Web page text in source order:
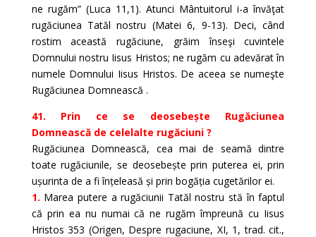
ne rugăm” (Luca 11,1). Atunci Mântuitorul i-a învăţat
rugăciunea Tatăl nostru (Matei 6, 9-13). Deci, când
rostim această rugăciune, grăim înseşi cuvintele
Domnului nostru Iisus Hristos; ne rugăm cu adevărat în
numele Domnului Iisus Hristos. De aceea se numeşte
Rugăciunea Domnească .
41. Prin ce se deosebește Rugăciunea
Domnească de celelalte rugăciuni ?
Rugăciunea Domnească, cea mai de seamă dintre
toate rugăciunile, se deosebește prin puterea ei, prin
ușurinta de a fi înțeleasă și prin bogăția cugetărilor ei.
1. Marea putere a rugăciunii Tatăl nostru stă în faptul
că prin ea nu numai că ne rugăm împreună cu Iisus
Hristos 353 (Origen, Despre rugaciune, XI, 1, trad. cit.,